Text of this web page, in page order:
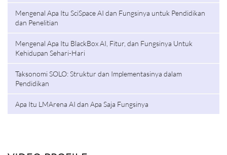
Mengenal Apa Itu SciSpace AI dan Fungsinya untuk Pendidikan
dan Penelitian
Mengenal Apa Itu BlackBox AI, Fitur, dan Fungsinya Untuk
Kehidupan Sehari-Hari
Taksonomi SOLO: Struktur dan Implementasinya dalam
Pendidikan
Apa Itu LMArena AI dan Apa Saja Fungsinya